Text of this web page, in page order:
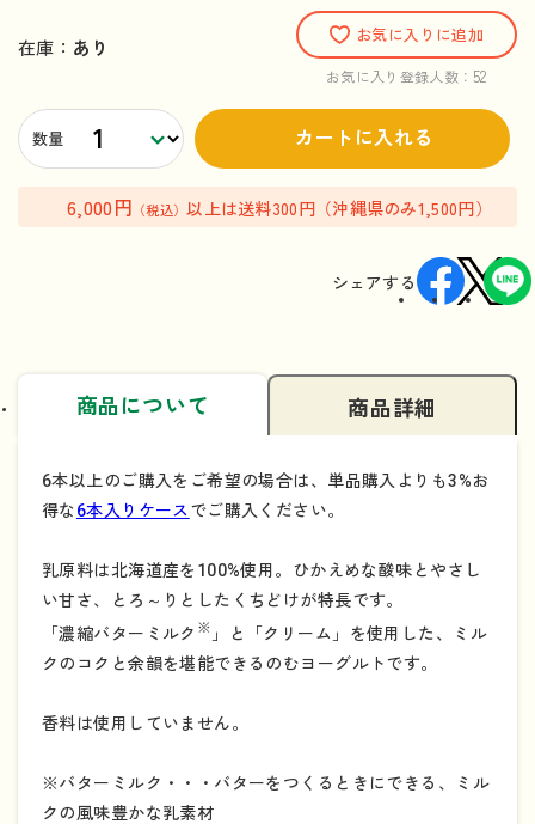
在庫： あり
お気に入りに追加
お気に入り登録人数：52
数量 カートに入れる
6,000円 （税込）以上は送料300円（沖縄県のみ1,500円）
シェアする
商品について 商品詳細
6本以上のご購入をご希望の場合は、単品購入よりも3%お
得な 6本入りケースでご購入ください。
乳原料は北海道産を100%使用。ひかえめな酸味とやさし
い甘さ、とろ～りとしたくちどけが特長です。
「濃縮バターミルク ※ 」と「クリーム」を使用した、ミル
クのコクと余韻を堪能できるのむヨーグルトです。
香料は使用していません。
※バターミルク・・・バターをつくるときにできる、ミル
クの風味豊かな乳素材